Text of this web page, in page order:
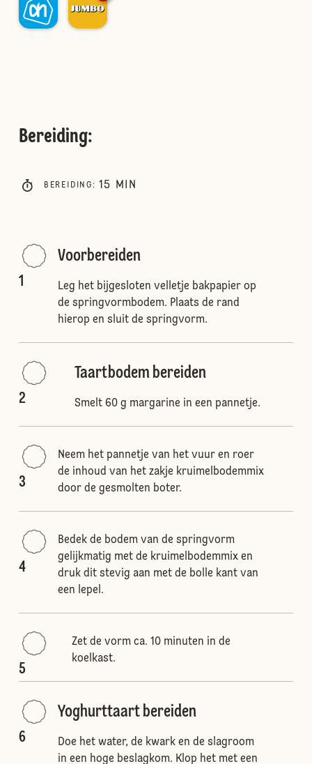
Bereiding:
BEREIDING : 15 MIN
1
Voorbereiden
Leg het bijgesloten velletje bakpapier op
de springvormbodem. Plaats de rand
hierop en sluit de springvorm.
2
Taartbodem bereiden
Smelt 60 g margarine in een pannetje.
3
Neem het pannetje van het vuur en roer
de inhoud van het zakje kruimelbodemmix
door de gesmolten boter.
4
Bedek de bodem van de springvorm
gelijkmatig met de kruimelbodemmix en
druk dit stevig aan met de bolle kant van
een lepel.
5
Zet de vorm ca. 10 minuten in de
koelkast.
6
Yoghurttaart bereiden
Doe het water, de kwark en de slagroom
in een hoge beslagkom. Klop het met een